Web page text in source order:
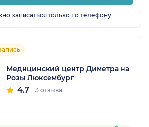
записаться только по телефону
Медицинский центр Диметра на
Розы Люксембург
4.7 3 отзыва